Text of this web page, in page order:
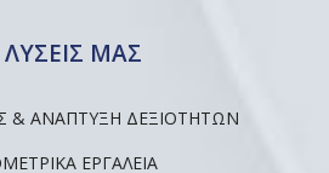
ΛΥΣΕΙΣ ΜΑΣ
& ΑΝΑΠΤΥΞΗ ΔΕΞΙΟΤΗΤΩΝ
ΕΡΓΑΛΕΊΑ